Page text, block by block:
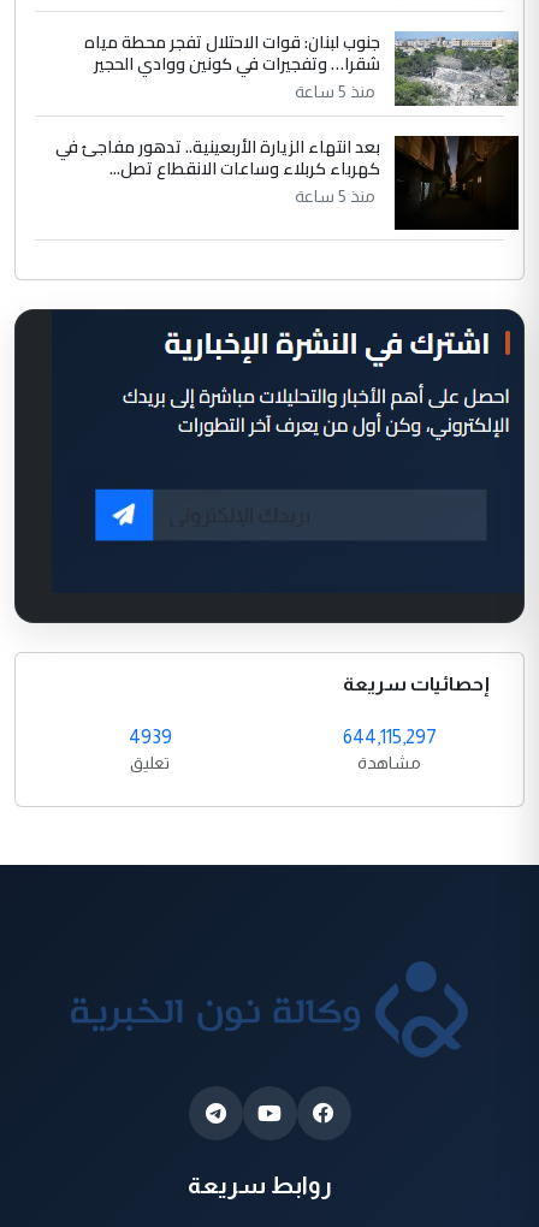
جنوب لبنان: قوات الاحتلال تفجر محطة مياه
شقرا… وتفجيرات في كونين ووادي الحجير
منذ 5 ساعة
بعد انتهاء الزيارة الأربعينية.. تدهور مفاجئ في
كهرباء كربلاء وساعات الانقطاع تصل...
منذ 5 ساعة
إحصائيات سريعة
644,115,297
مشاهدة
4939
تعليق
روابط سريعة